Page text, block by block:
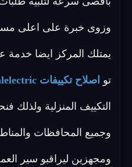
وزوى خبرة على اعلى
يمتلك المركز ايضا
تو اصلاح تكييفات generalelectric القاهرة
التكييف المنزلية
وجميع المحافظات
ومجهزين ليراقبو سير